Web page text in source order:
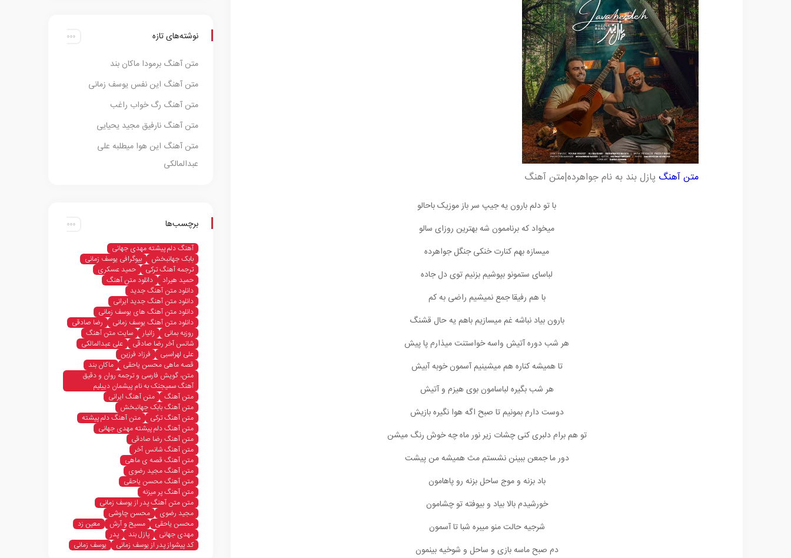
متن آهنگ پازل بند به نام جواهرده|متن آهنگ
با تو دلم بارون یه جیپ سر باز موزیک باحالو
میخواد که برناممون شه بهترین روزای سالو
میسازه بهم کنارت خنکی جنگل جواهرده
لباسای ستمونو بپوشیم بزنیم توی دل جاده
با هم رفیقا جمع نمیشیم راضی به کم
بارون بیاد نباشه غم میسازیم باهم یه حال قشنگ
هر شب دوره آتیش واسه خواستنت میذارم پا پیش
تا همیشه کناره هم میشینیم آسمون خوبه آبیش
هر شب بگیره لباسامون بوی هیزم و آتیش
دوست دارم بمونیم تا صبح اگه هوا نگیره بازیش
تو هم برام دلبری کنی چشات زیر نور ماه چه خوش رنگ میشن
دور ما جمعن ببینن نشستم‌ مث همیشه من پیشت
باد بزنه و موج ساحل بزنه رو پاهامون
خورشیدم بالا بیاد و بیوفته تو‌ چشامون
شرجیه حالت منو میبره شبا تا آسمون
دم صبح ماسه بازی و ساحل و شوخیه بینمون
نوشته‌های تازه
متن آهنگ برمودا ماکان بند
متن آهنگ این نفس یوسف زمانی
متن آهنگ رگ خواب راغب
متن آهنگ نارفیق مجید یحیایی
متن آهنگ این هوا میطلبه علی
عبدالمالکی
برچسب‌ها
آهنگ دلم پیشته مهدی جهانی
بابک جهانبخش
بیوگرافی یوسف زمانی
ترجمه آهنگ ترکی
حمید عسکری
حمید هیراد
دانلود متن آهنگ
دانلود متن آهنگ جدید
دانلود متن آهنگ جدید ایرانی
دانلود متن آهنگ های یوسف زمانی
دانلود متن آهنگ یوسف زمانی
رضا صادقی
روزبه بمانی
زانیار
سایت متن آهنگ
شانس آخر رضا صادقی
علی عبدالمالکی
علی لهراسبی
فرزاد فرزین
قصه ماهی محسن یاحقی
ماکان بند
متن، گویش فارسی و ترجمه روان و دقیق
آهنگ سمیجنک به نام پیشمان دییلیم
متن آهنگ
متن آهنگ ایرانی
متن آهنگ بابک جهانبخش
متن آهنگ ترکی
متن آهنگ دلم پیشته
متن آهنگ دلم پیشته مهدی جهانی
متن آهنگ رضا صادقی
متن آهنگ شانس آخر
متن آهنگ قصه ی ماهی
متن آهنگ مجید رضوی
متن آهنگ محسن یاحقی
متن آهنگ پر میزنه
متن متن آهنگ پدر از یوسف زمانی
مجید رضوی
محسن چاوشی
محسن یاحقی
مسیح و آرش
معین زد
مهدی جهانی
پازل بند
پدر
کد پیشواز پدر از یوسف زمانی
یوسف زمانی